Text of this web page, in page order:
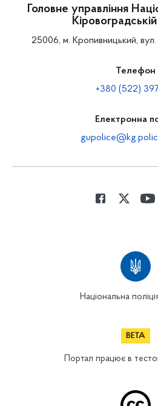
Головне управління
25006, м. Кропивницький, вул.
Телефон
+380 (522)
Електронна
Національна
Портал працює в